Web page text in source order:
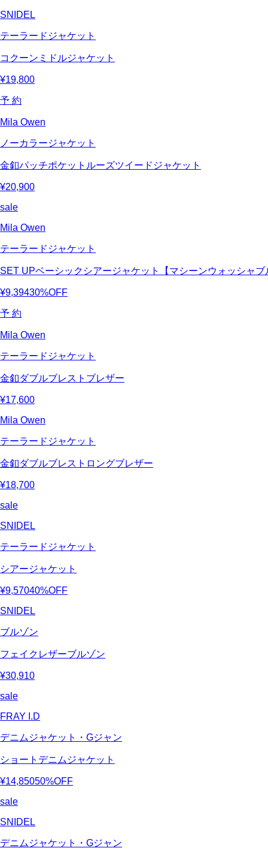
SNIDEL
テーラードジャケット
コクーンミドルジャケット
¥19,800
予 約
Mila Owen
ノーカラージャケット
金釦パッチポケットルーズツイードジャケット
¥20,900
sale
Mila Owen
テーラードジャケット
SET UPベーシックシアージャケット【マシーンウォッシャブ
¥9,39430%OFF
予 約
Mila Owen
テーラードジャケット
金釦ダブルブレストブレザー
¥17,600
Mila Owen
テーラードジャケット
金釦ダブルブレストロングブレザー
¥18,700
sale
SNIDEL
テーラードジャケット
シアージャケット
¥9,57040%OFF
SNIDEL
ブルゾン
フェイクレザーブルゾン
¥30,910
sale
FRAY I.D
デニムジャケット・Gジャン
ショートデニムジャケット
¥14,85050%OFF
sale
SNIDEL
デニムジャケット・Gジャン